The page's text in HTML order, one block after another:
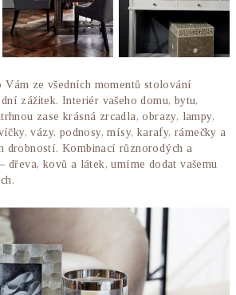
ze všedních momentů stolování
zážitek. Interiér vašeho domu, bytu,
zase krásná zrcadla, obrazy, lampy,
vázy, podnosy, mísy, karafy, rámečky a
drobností. Kombinací různorodých a
dřeva, kovů a látek, umíme dodat vašemu